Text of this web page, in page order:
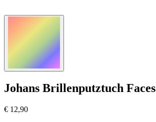
Johans Brillenputztuch Faces
€ 12,90